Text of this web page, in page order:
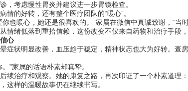
，考虑慢性胃炎并建议进一步胃镜检查。
的好转，还有整个医疗团队的“暖心”。
暖心，她还是很喜欢的。”家属在微信中真诚致谢，“当
绪低落到重拾信赖，这份改变不仅来自药物和治疗手段，
心
状明显改善，血压趋于稳定，精神状态也大为好转。查
家属的话语朴素却真挚。
治疗和观察。她的康复之路，再次印证了一个朴素道理
这样的温暖故事仍在继续书写。